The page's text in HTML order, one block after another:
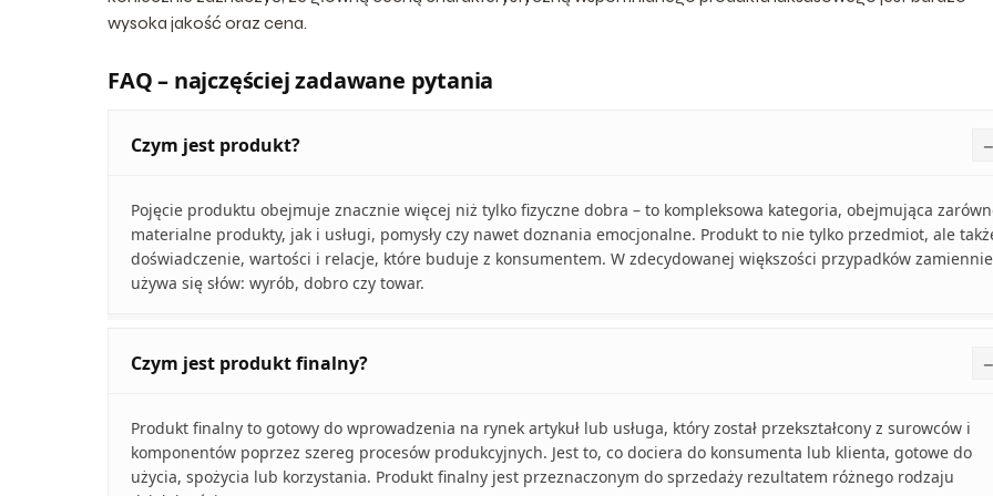
wysoka jakość oraz cena.
FAQ – najczęściej zadawane pytania
Czym jest produkt?
Pojęcie produktu obejmuje znacznie więcej niż tylko fizyczne dobra – to kompleksowa kategoria, obejmująca
materialne produkty, jak i usługi, pomysły czy nawet doznania emocjonalne. Produkt to nie tylko przedmiot, ale
doświadczenie, wartości i relacje, które buduje z konsumentem. W zdecydowanej większości przypadków zamiennie
używa się słów: wyrób, dobro czy towar.
Czym jest produkt finalny?
Produkt finalny to gotowy do wprowadzenia na rynek artykuł lub usługa, który został przekształcony z surowców i
komponentów poprzez szereg procesów produkcyjnych. Jest to, co dociera do konsumenta lub klienta, gotowe do
użycia, spożycia lub korzystania. Produkt finalny jest przeznaczonym do sprzedaży rezultatem różnego rodzaju